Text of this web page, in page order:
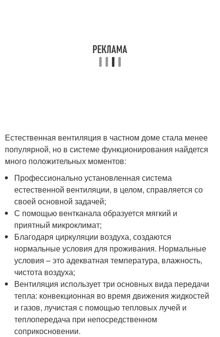
Естественная вентиляция в частном доме стала менее
популярной, но в системе функционирования найдется
много положительных моментов:
Профессионально установленная система
естественной вентиляции, в целом, справляется со
своей основной задачей;
С помощью вентканала образуется мягкий и
приятный микроклимат;
Благодаря циркуляции воздуха, создаются
нормальные условия для проживания. Нормальные
условия – это адекватная температура, влажность,
чистота воздуха;
Вентиляция использует три основных вида передачи
тепла: конвекционная во время движения жидкостей
и газов, лучистая с помощью тепловых лучей и
теплопередача при непосредственном
соприкосновении.